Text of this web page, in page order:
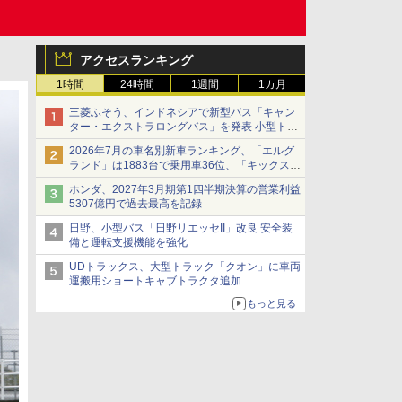
アクセスランキング
1時間 24時間 1週間 1カ月
三菱ふそう、インドネシアで新型バス「キャン
ター・エクストラロングバス」を発表 小型トラ
ックベースの観光・旅客輸送向けバス
2026年7月の車名別新車ランキング、「エルグ
ランド」は1883台で乗用車36位、「キックス」
は2591台で27位に
ホンダ、2027年3月期第1四半期決算の営業利益
5307億円で過去最高を記録
日野、小型バス「日野リエッセII」改良 安全装
備と運転支援機能を強化
UDトラックス、大型トラック「クオン」に車両
運搬用ショートキャブトラクタ追加
もっと見る